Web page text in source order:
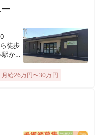
徒歩
から
月給26万円〜30万円